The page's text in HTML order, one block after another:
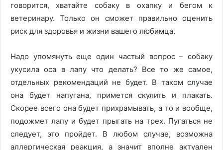
говорится, хватайте собаку в охапку и бегом к
ветеринару. Только он сможет правильно оценить
риск для здоровья и жизни вашего любимца.
Надо упомянуть еще один частый вопрос – собаку
укусила оса в лапу что делать? Все то же самое,
отдельных рекомендаций не будет. В таком случае
она будет напугана, примется скулить и плакать.
Скорее всего она будет прихрамывать, а то и вообще,
подожмет лапу и будет прыгать на трех. Пугаться не
следует, это пройдет. В любом случае, возможна
аллергическая реакция, а значит вполне актуален